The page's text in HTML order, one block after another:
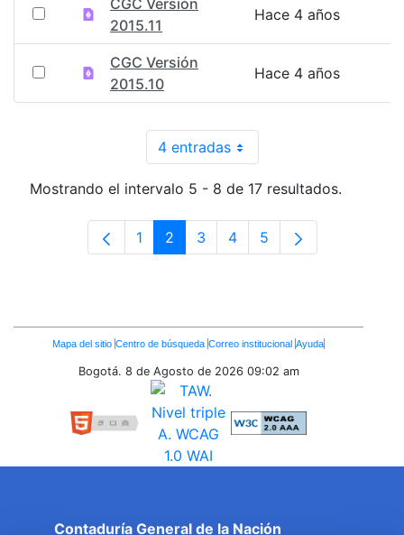
CGC Versión
2015.11
Hace 4 años
CGC Versión
2015.10
Hace 4 años
4 entradasPor página
Mostrando el intervalo 5 - 8 de 17 resultados.
Página
1 Página
2 Página
3 Página
4 Página
5
Enlaces
Inferiores
Mapa del sitio Centro de búsqueda Correo institucional Ayuda
Bogotá. 8 de Agosto de 2026 09:02 am
Contaduría General de la Nación